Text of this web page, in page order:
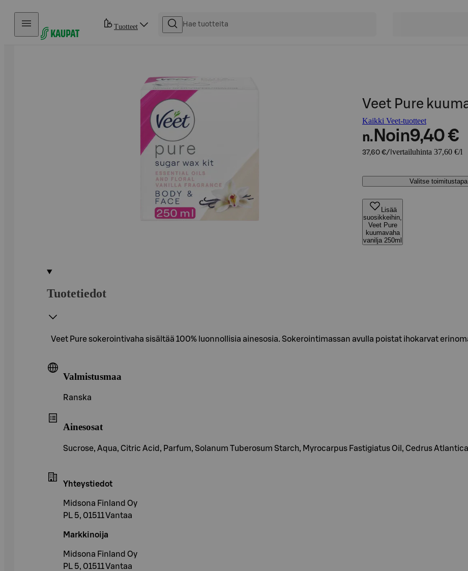
Hyppää sisältöön
Tuotteet
Veet Pure
Kaikki Veet-tuotteet
n. Noin9,40 €
37,60 €/l vertailuhinta 37,60 €/l
Valitse toimitustapa
Lisää
suosikkeihin,
Veet Pure
kuumavaha
vanilja 250ml
Tuotetiedot
Veet Pure sokerointivaha sisältää 100% luonnollisia ainesosia. Sokerointimassan avulla poistat ihokarvat
Valmistusmaa
Ranska
Ainesosat
Sucrose, Aqua, Citric Acid, Parfum, Solanum Tuberosum Starch, Myrocarpus Fastigiatus Oil, Cedrus
Yhteystiedot
Midsona Finland Oy
PL 5, 01511 Vantaa
Markkinoija
Midsona Finland Oy
PL 5, 01511 Vantaa